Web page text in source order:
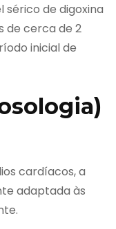
sérico de digoxina
de cerca de 2
inicial de
cardíacos, a
adaptada às